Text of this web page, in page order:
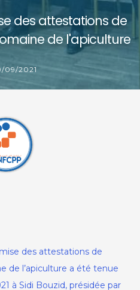
des attestations de
de l'apiculture
09/2021
des attestations de
de l’apiculture a été tenue
à Sidi Bouzid, présidée par